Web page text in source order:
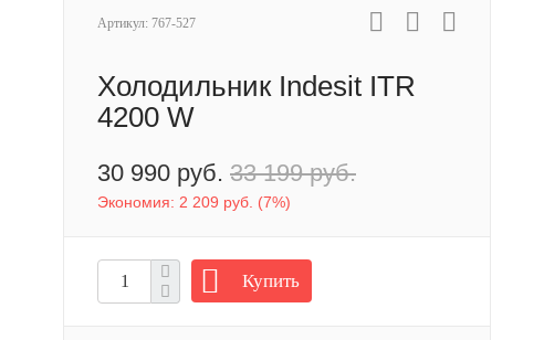
Артикул: 767-527
Холодильник Indesit ITR
4200 W
30 990 руб. 33 199 руб.
Экономия: 2 209 руб. (7%)
Купить